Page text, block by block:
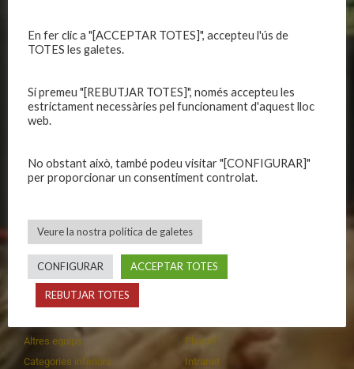
Història
Publicacions
Avís legal
Privadesa a les xarxes
Equips masculins
Equips femenins
Patrocinadors
CALENDARIS
Primer Equip Masculí
Primer Equip Femení
Equips federats
Altres equips
Categories inferiors
INFORMACIONS
Actualitat
Inscripcions
Playoff
Intranet
En fer clic a "[ACCEPTAR TOTES]", accepteu l'ús de
TOTES les galetes.
Si premeu "[REBUTJAR TOTES]", només accepteu les
estrictament necessàries pel funcionament d'aquest lloc
web.
No obstant això, també podeu visitar "[CONFIGURAR]"
per proporcionar un consentiment controlat.
Veure la nostra política de galetes
CONFIGURAR ACCEPTAR TOTES
REBUTJAR TOTES